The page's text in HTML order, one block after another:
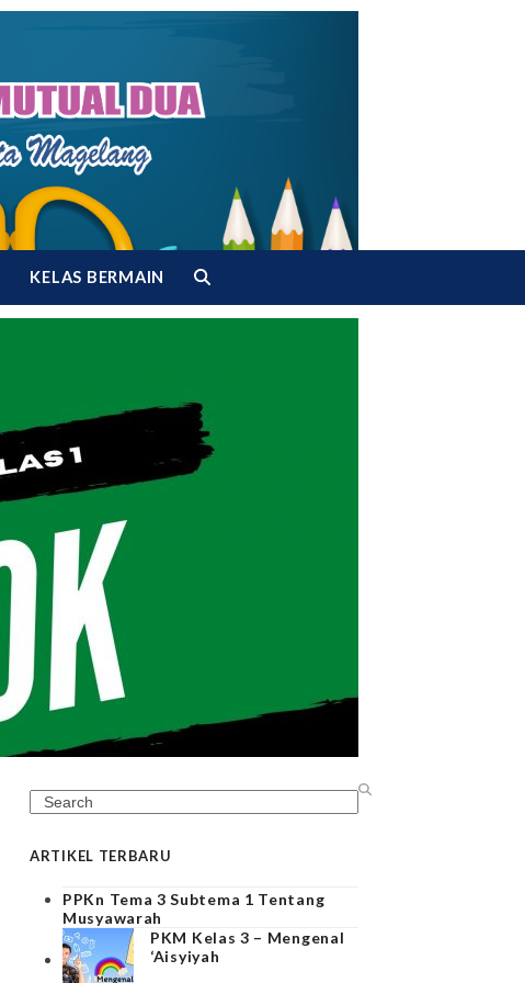
KELAS BERMAIN
Search
ARTIKEL TERBARU
PPKn Tema 3 Subtema 1 Tentang
Musyawarah
PKM Kelas 3 – Mengenal
‘Aisyiyah